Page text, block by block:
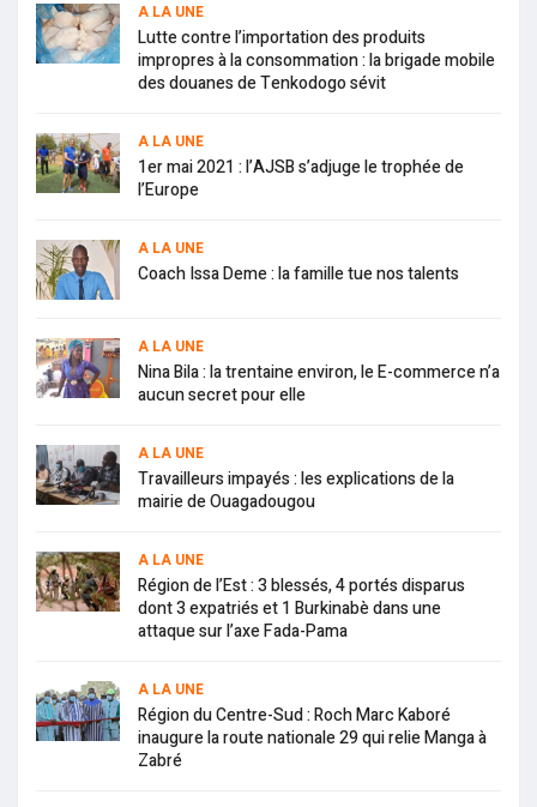
A LA UNE
Lutte contre l’importation des produits
impropres à la consommation : la brigade mobile
des douanes de Tenkodogo sévit
A LA UNE
1er mai 2021 : l’AJSB s’adjuge le trophée de
l’Europe
A LA UNE
Coach Issa Deme : la famille tue nos talents
A LA UNE
Nina Bila : la trentaine environ, le E-commerce n’a
aucun secret pour elle
A LA UNE
Travailleurs impayés : les explications de la
mairie de Ouagadougou
A LA UNE
Région de l’Est : 3 blessés, 4 portés disparus
dont 3 expatriés et 1 Burkinabè dans une
attaque sur l’axe Fada-Pama
A LA UNE
Région du Centre-Sud : Roch Marc Kaboré
inaugure la route nationale 29 qui relie Manga à
Zabré